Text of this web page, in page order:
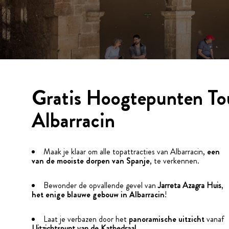
Gratis Hoogtepunten
Albarracin
Maak je klaar om alle topattracties van Albarracin, een
van de mooiste dorpen van Spanje, te verkennen.
Bewonder de opvallende gevel vanJarreta Azagra Huis,
het enige blauwe gebouw in Albarracin!
Laat je verbazen door het panoramische uitzichtvanaf